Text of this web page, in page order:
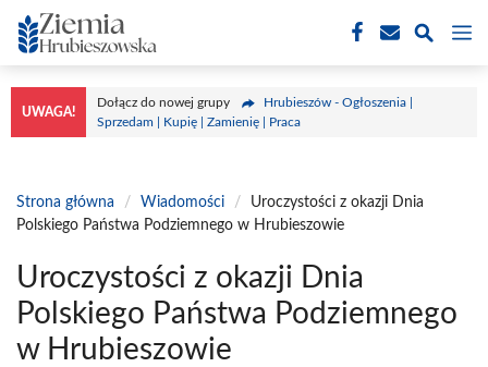
Przejdź
do
treści
UWAGA!
Dołącz do nowej grupy
Hrubieszów - Ogłoszenia |
Sprzedam | Kupię | Zamienię | Praca
Strona główna / Wiadomości /
Uroczystości z okazji Dnia
Polskiego Państwa Podziemnego w Hrubieszowie
Uroczystości z okazji Dnia
Polskiego Państwa Podziemnego
w Hrubieszowie